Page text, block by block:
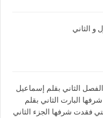
و الثاني
الثاني بقلم إسماعيل
البارت الثاني بقلم
فقدت شرفها الجزء الثاني